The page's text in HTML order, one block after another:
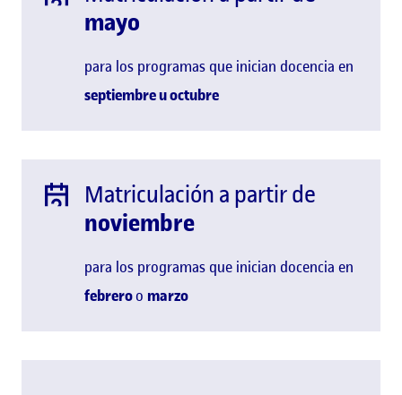
mayo
para los programas que inician docencia en
septiembre uoctubre
Matriculación a partir de
noviembre
para los programas que inician docencia en
febreroo marzo